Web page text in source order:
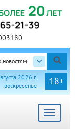
новостям
18+
2026 г.
воскресенье
Toggle